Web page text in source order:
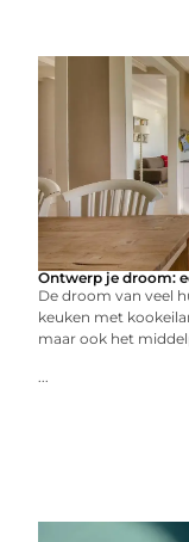
Ontwerp je droom:
De droom van veel
keuken met
maar ook het
...